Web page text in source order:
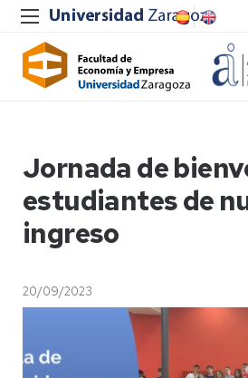
Jornada de
estudiantes de
ingreso
20/09/2023